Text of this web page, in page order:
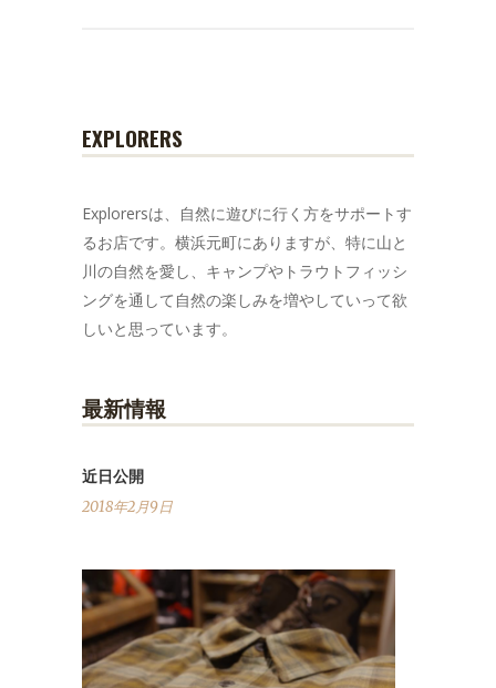
EXPLORERS
Explorersは、自然に遊びに行く方をサポートす
るお店です。横浜元町にありますが、特に山と
川の自然を愛し、キャンプやトラウトフィッシ
ングを通して自然の楽しみを増やしていって欲
しいと思っています。
最新情報
近日公開
2018年2月9日